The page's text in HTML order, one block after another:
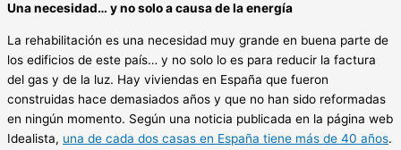
Una necesidad… y no solo a causa de la energía
La rehabilitación es una necesidad muy grande en buena parte de
los edificios de este país… y no solo lo es para reducir la factura
del gas y de la luz. Hay viviendas en España que fueron
construidas hace demasiados años y que no han sido reformadas
en ningún momento. Según una noticia publicada en la página web
Idealista, una de cada dos casas en España tiene más de 40 años.